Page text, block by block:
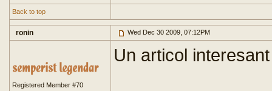
Back to top
ronin Wed Dec 30 2009, 07:12PM
Registered Member #70
Un articol